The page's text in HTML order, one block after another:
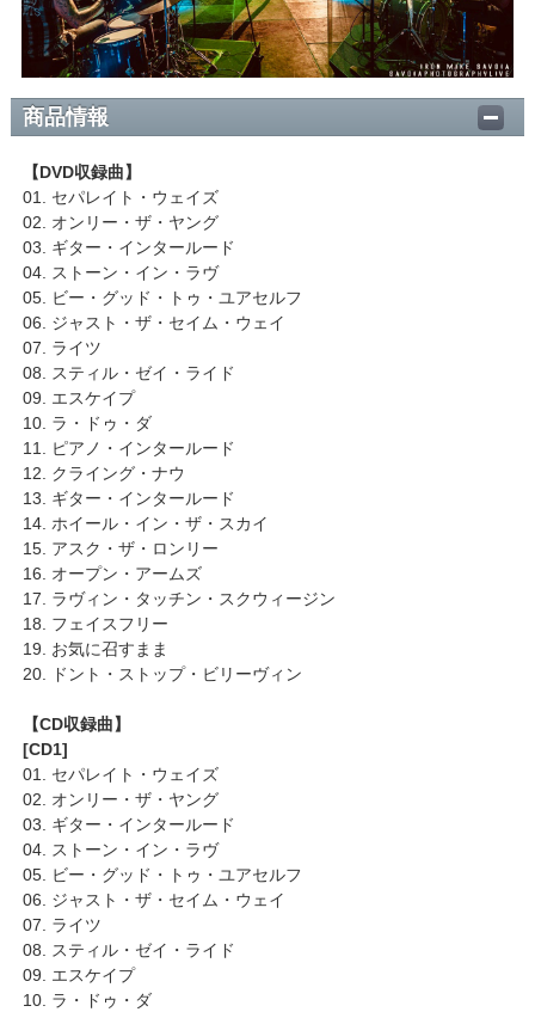
商品情報
【DVD収録曲】
01. セパレイト・ウェイズ
02. オンリー・ザ・ヤング
03. ギター・インタールード
04. ストーン・イン・ラヴ
05. ビー・グッド・トゥ・ユアセルフ
06. ジャスト・ザ・セイム・ウェイ
07. ライツ
08. スティル・ゼイ・ライド
09. エスケイプ
10. ラ・ドゥ・ダ
11. ピアノ・インタールード
12. クライング・ナウ
13. ギター・インタールード
14. ホイール・イン・ザ・スカイ
15. アスク・ザ・ロンリー
16. オープン・アームズ
17. ラヴィン・タッチン・スクウィージン
18. フェイスフリー
19. お気に召すまま
20. ドント・ストップ・ビリーヴィン
【CD収録曲】
[CD1]
01. セパレイト・ウェイズ
02. オンリー・ザ・ヤング
03. ギター・インタールード
04. ストーン・イン・ラヴ
05. ビー・グッド・トゥ・ユアセルフ
06. ジャスト・ザ・セイム・ウェイ
07. ライツ
08. スティル・ゼイ・ライド
09. エスケイプ
10. ラ・ドゥ・ダ